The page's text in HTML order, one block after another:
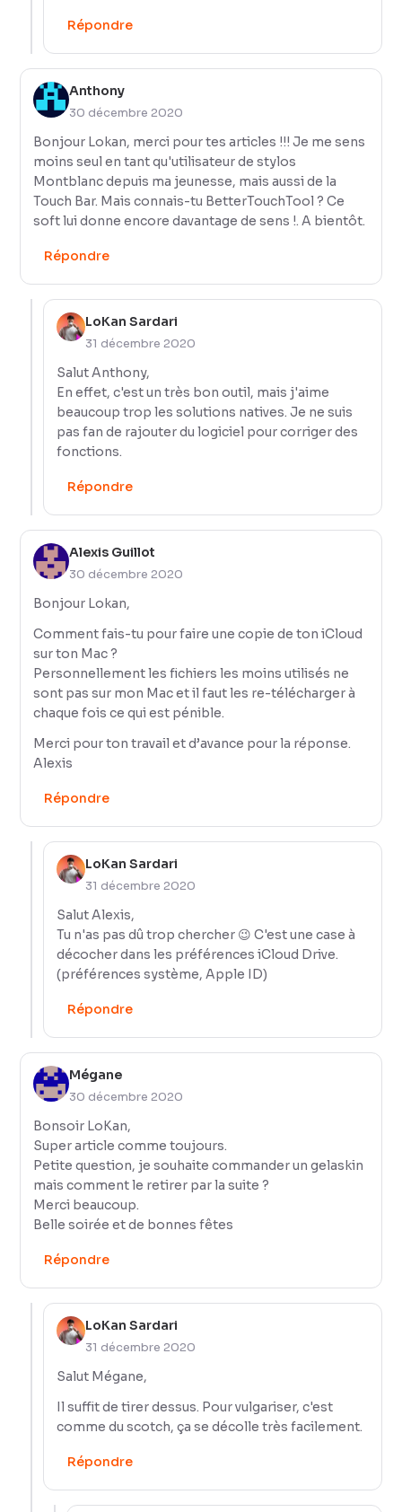
Répondre
Anthony
30 décembre 2020
Bonjour Lokan, merci pour tes articles !!! Je me sens
moins seul en tant qu'utilisateur de stylos
Montblanc depuis ma jeunesse, mais aussi de la
Touch Bar. Mais connais-tu BetterTouchTool ? Ce
soft lui donne encore davantage de sens !. A bientôt.
Répondre
LoKan Sardari
31 décembre 2020
Salut Anthony,
En effet, c'est un très bon outil, mais j'aime
beaucoup trop les solutions natives. Je ne suis
pas fan de rajouter du logiciel pour corriger des
fonctions.
Répondre
Alexis Guillot
30 décembre 2020
Bonjour Lokan,
Comment fais-tu pour faire une copie de ton iCloud
sur ton Mac ?
Personnellement les fichiers les moins utilisés ne
sont pas sur mon Mac et il faut les re-télécharger à
chaque fois ce qui est pénible.
Merci pour ton travail et d’avance pour la réponse.
Alexis
Répondre
LoKan Sardari
31 décembre 2020
Salut Alexis,
Tu n'as pas dû trop chercher 😉 C'est une case à
décocher dans les préférences iCloud Drive.
(préférences système, Apple ID)
Répondre
Mégane
30 décembre 2020
Bonsoir LoKan,
Super article comme toujours.
Petite question, je souhaite commander un gelaskin
mais comment le retirer par la suite ?
Merci beaucoup.
Belle soirée et de bonnes fêtes
Répondre
LoKan Sardari
31 décembre 2020
Salut Mégane,
Il suffit de tirer dessus. Pour vulgariser, c'est
comme du scotch, ça se décolle très facilement.
Répondre